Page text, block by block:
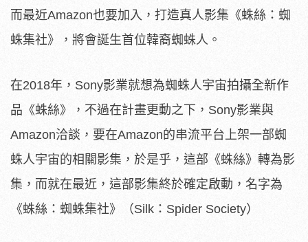
而最近Amazon也要加入，打造真人影集《蛛絲：蜘
蛛集社》，將會誕生首位韓裔蜘蛛人。
在2018年，Sony影業就想為蜘蛛人宇宙拍攝全新作
品《蛛絲》，不過在計畫更動之下，Sony影業與
Amazon洽談，要在Amazon的串流平台上架一部蜘
蛛人宇宙的相關影集，於是乎，這部《蛛絲》轉為影
集，而就在最近，這部影集終於確定啟動，名字為
《蛛絲：蜘蛛集社》（Silk：Spider Society）